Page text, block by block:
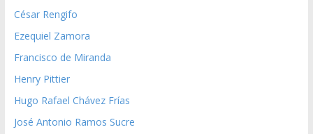
César Rengifo
Ezequiel Zamora
Francisco de Miranda
Henry Pittier
Hugo Rafael Chávez Frías
José Antonio Ramos Sucre